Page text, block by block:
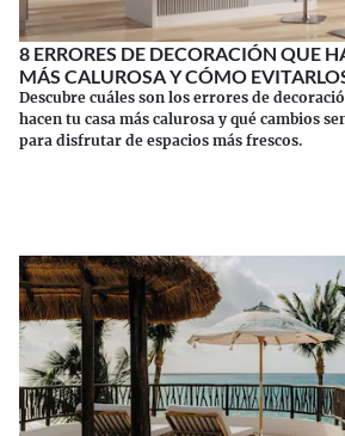
8 ERRORES DE DECORACIÓN QUE
MÁS CALUROSA Y CÓMO
Descubre cuáles son los errores de
hacen tu casa más calurosa y qué cambios
para disfrutar de espacios más frescos.